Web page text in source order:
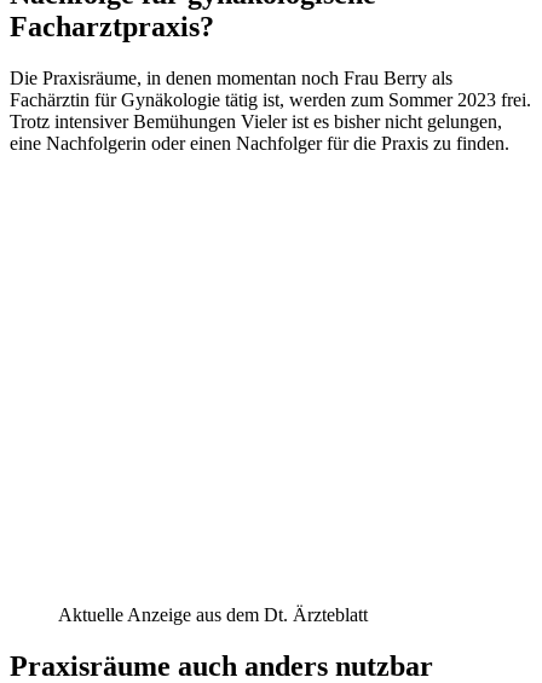
Facharztpraxis?
Die Praxisräume, in denen momentan noch Frau Berry als
Fachärztin für Gynäkologie tätig ist, werden zum Sommer 2023 frei.
Trotz intensiver Bemühungen Vieler ist es bisher nicht gelungen,
eine Nachfolgerin oder einen Nachfolger für die Praxis zu finden.
Aktuelle Anzeige aus dem Dt. Ärzteblatt
Praxisräume auch anders nutzbar